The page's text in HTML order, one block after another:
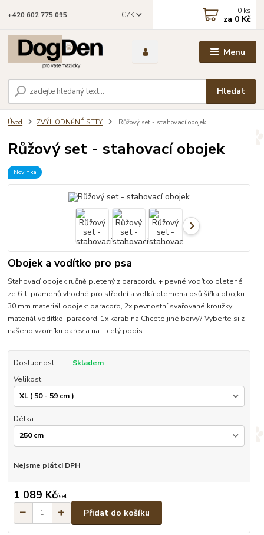
Menu
CZK
Hledat
+420 602 775 095 0 ks
za 0 Kč
Úvod ZVÝHODNĚNÉ SETY Růžový set - stahovací obojek
Růžový set - stahovací obojek
Novinka
Obojek a vodítko pro psa
Stahovací obojek ručně pletený z paracordu + pevné vodítko pletené
ze 6-ti pramenů vhodné pro střední a velká plemena psů šířka obojku:
30 mm materiál obojek: paracord, 2x pevnostní svařované kroužky
materiál vodítko: paracord, 1x karabina Chcete jiné barvy? Vyberte si z
našeho vzorníku barev a na... celý popis
Dostupnost
Skladem
Velikost
Délka
Nejsme plátci DPH
1 089 Kč/set
Přidat do košíku